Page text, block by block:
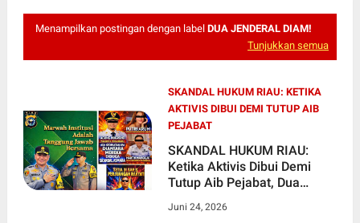
Menampilkan postingan dengan label DUA JENDERAL DIAM!
Tunjukkan semua
SKANDAL HUKUM RIAU: KETIKA
AKTIVIS DIBUI DEMI TUTUP AIB
PEJABAT
SKANDAL HUKUM RIAU:
Ketika Aktivis Dibui Demi
Tutup Aib Pejabat, Dua
Juni 24, 2026